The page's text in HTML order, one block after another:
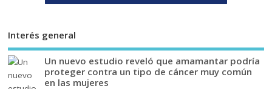
Interés general
Un nuevo estudio reveló que amamantar podría
proteger contra un tipo de cáncer muy común
en las mujeres